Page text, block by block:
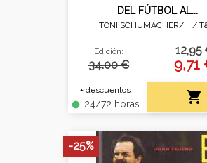
DEL FÚTBOL AL...
TONI SCHUMACHER/... /
Edición:
34.00 €
+ descuentos
fiber_manual_record 24/72 horas
12,95
9,71

-25%